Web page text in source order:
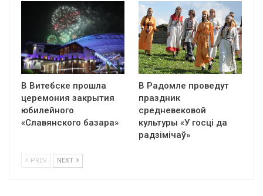
В Витебске прошла
церемония закрытия
юбилейного
«Славянского базара»
В Радомле проведут
праздник
средневековой
культуры «У госці да
радзімічаў»
PREV NEXT